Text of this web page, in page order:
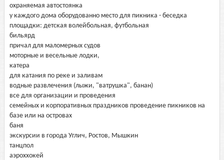
охраняемая автостоянка
у каждого дома оборудованно место для пикника - беседка
площадки: детская волейбольная, футбольная
бильярд
причал для маломерных судов
моторные и весельные лодки,
катера
для катания по реке и заливам
водные развлечения (лыжи, "ватрушка", банан)
все для организации и проведения
семейных и корпоративных праздников проведение пикников на
базе или на островах
баня
экскурсии в города Углич, Ростов, Мышкин
танцпол
аэроххокей